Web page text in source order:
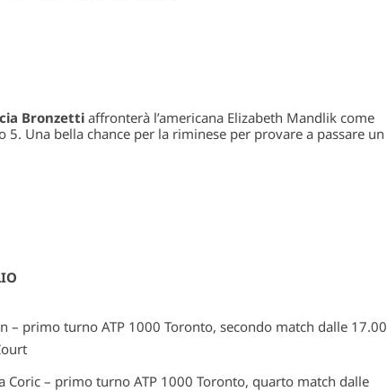
Bronzettiaffronterà l’americana Elizabeth Mandlik come
5. Una bella chance per la riminese per provare a passare un
– primo turno ATP 1000 Toronto, secondo match dalle 17.00
Coric – primo turno ATP 1000 Toronto, quarto match dalle